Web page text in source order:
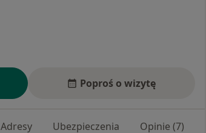
Poproś o wizytę
Adresy Ubezpieczenia Opinie (7)